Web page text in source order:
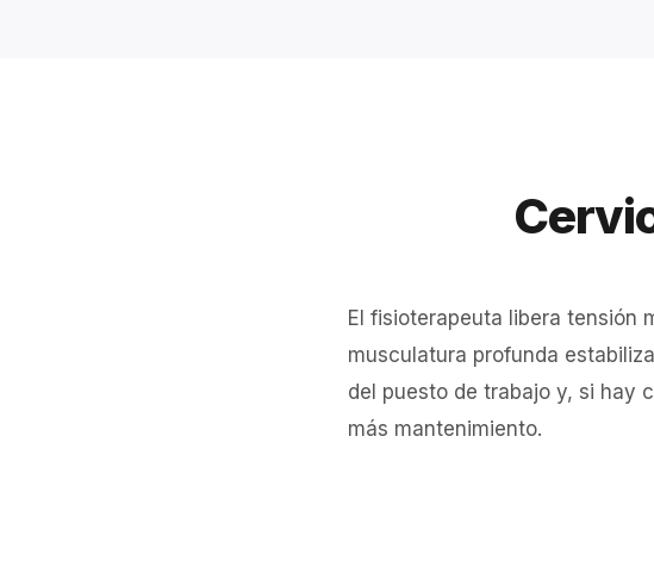
El fisioterapeuta libera tensión
musculatura profunda
del puesto de trabajo y, si hay
más mantenimiento.